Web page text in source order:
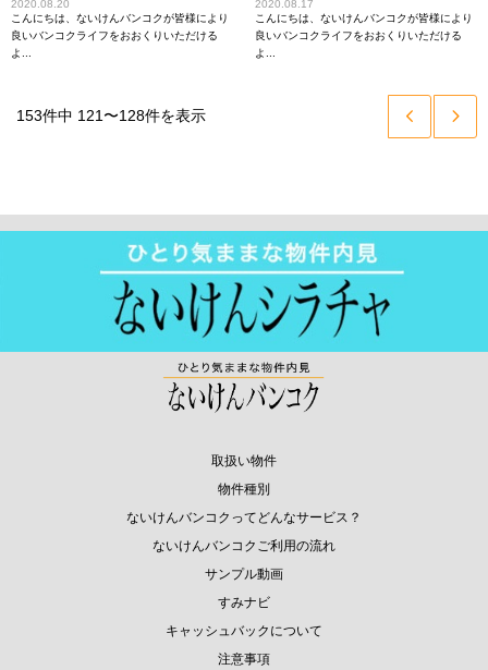
2020.08.20
こんにちは、ないけんバンコクが皆様により
良いバンコクライフをおおくりいただける
よ...
2020.08.17
こんにちは、ないけんバンコクが皆様により
良いバンコクライフをおおくりいただける
よ...
153件中 121〜128件を表示  
取扱い物件
物件種別
ないけんバンコクってどんなサービス？
ないけんバンコクご利用の流れ
サンプル動画
すみナビ
キャッシュバックについて
注意事項